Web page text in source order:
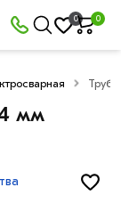
0 0
мм